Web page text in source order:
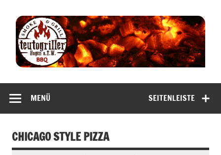
springen
smoke & grill
bbq
SEITENLEISTE
MENÜ
CHICAGO STYLE PIZZA